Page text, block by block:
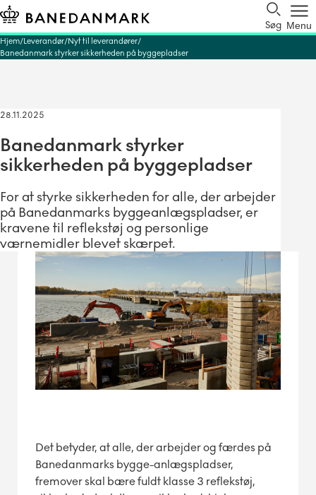
Søg Menu
Hjem Leverandør Nyt til leverandører
Banedanmark styrker sikkerheden på byggepladser
28.11.2025
Banedanmark styrker
sikkerheden på byggepladser
For at styrke sikkerheden for alle, der arbejder
på Banedanmarks byggeanlægspladser, er
kravene til reflekstøj og personlige
værnemidler blevet skærpet.
Det betyder, at alle, der arbejder og færdes på
Banedanmarks bygge-anlægspladser,
fremover skal bære fuldt klasse 3 reflekstøj,